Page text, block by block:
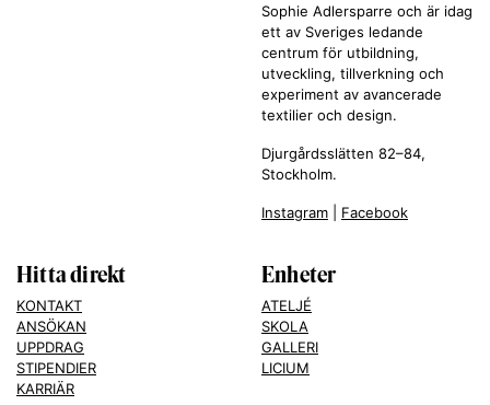
Sophie Adlersparre och är idag
ett av Sveriges ledande
centrum för utbildning,
utveckling, tillverkning och
experiment av avancerade
textilier och design.
Djurgårdsslätten 82–84,
Stockholm.
Instagram Facebook
Hitta direkt
KONTAKT
ANSÖKAN
UPPDRAG
STIPENDIER
KARRIÄR
Enheter
ATELJÉ
SKOLA
GALLERI
LICIUM